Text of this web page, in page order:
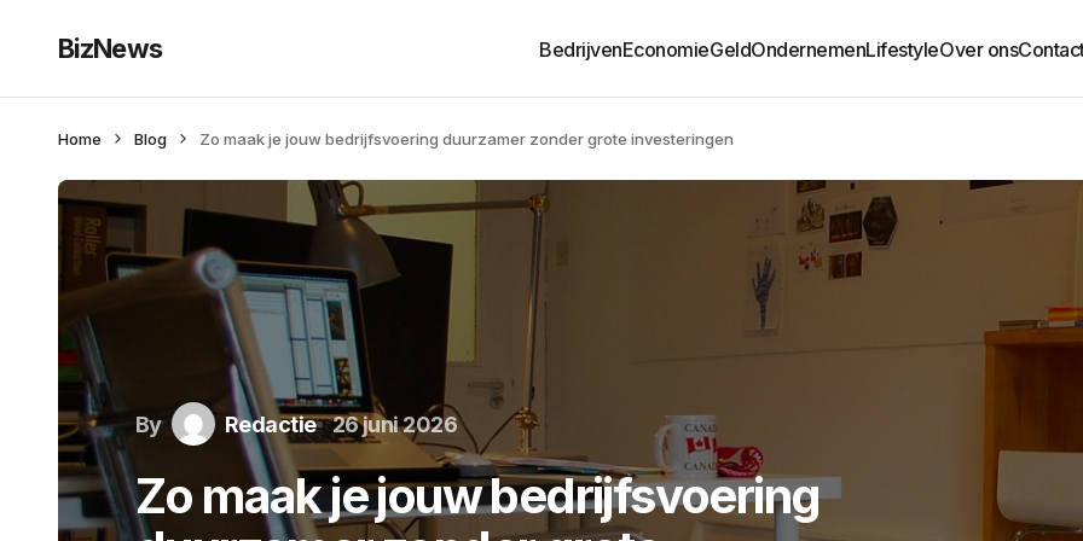
BizNews BedrijvenEconomieGeldOndernemenLifestyleOver ons
Home Blog Zo maak je jouw bedrijfsvoering duurzamer zonder grote investeringen
By Redactie 26 juni 2026
Zo maak je jouw bedrijfsvoering